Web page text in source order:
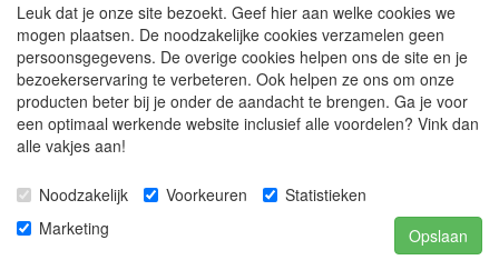
CONTACTGEGEVENS
www.happyseven.nl
Hogenhof 13-15
3861 CG Nijkerk
E-mail: info@happyseven.nl
Telefoon: 06-22804842
Leuk dat je onze site bezoekt. Geef hier aan welke cookies we
mogen plaatsen. De noodzakelijke cookies verzamelen geen
persoonsgegevens. De overige cookies helpen ons de site en je
bezoekerservaring te verbeteren. Ook helpen ze ons om onze
producten beter bij je onder de aandacht te brengen. Ga je voor
een optimaal werkende website inclusief alle voordelen? Vink dan
alle vakjes aan!
Noodzakelijk Voorkeuren
Statistieken
Marketing
Opslaan